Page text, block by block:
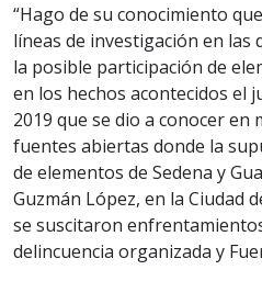
“Hago de su conocimiento
líneas de investigación en
la posible participación de
en los hechos acontecidos el
2019 que se dio a conocer en
fuentes abiertas donde la
de elementos de Sedena y
Guzmán López, en la Ciudad
se suscitaron
delincuencia organizada y